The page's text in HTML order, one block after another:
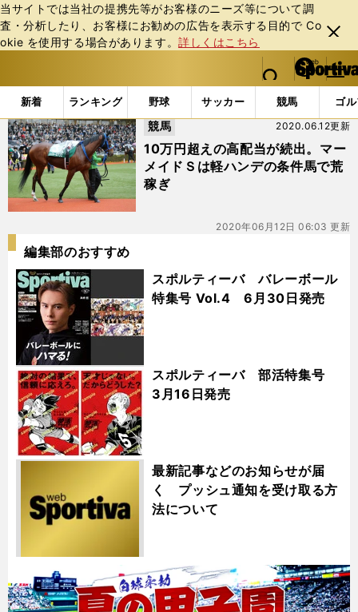
当サイトでは当社の提携先等がお客様のニーズ等について調
査・分析したり、お客様にお勧めの広告を表⽰する⽬的で Co
okie を使⽤する場合があります。詳しくはこちら
閉じ
る
web Sportiva (webスポルティーバ)
検索
マイペ
ー
ジ
メニュ
新着 ランキング 野球 サッカー 競馬 ゴ
b
ス
ポ
ル
テ
ィ
ー
バ
「#エアジーン」の最新ニュース・ 情報
10万円超えの高配当が続出。マー
メイドＳは軽ハンデの条件馬で荒
稼ぎ
2020.06.12更新
競馬
2020年06月12日 06:03 更新
編集部のおすすめ
スポルティーバ バレーボール
特集号 Vol.4 6月30日発売
スポルティーバ 部活特集号
3月16日発売
最新記事などのお知らせが届
く プッシュ通知を受け取る方
法について